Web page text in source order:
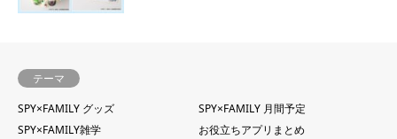
テーマ
SPY×FAMILY グッズ
SPY×FAMILY 月間予定
SPY×FAMILY雑学
お役立ちアプリまとめ